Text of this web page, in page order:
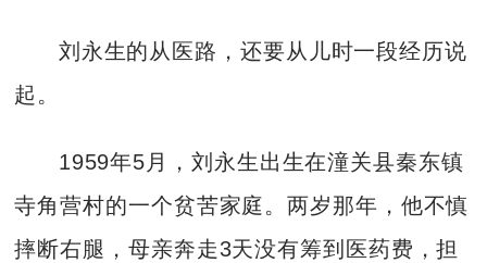
刘永生的从医路，还要从儿时一段经历说
起。
1959年5月，刘永生出生在潼关县秦东镇
寺角营村的一个贫苦家庭。两岁那年，他不慎
摔断右腿，母亲奔走3天没有筹到医药费，担